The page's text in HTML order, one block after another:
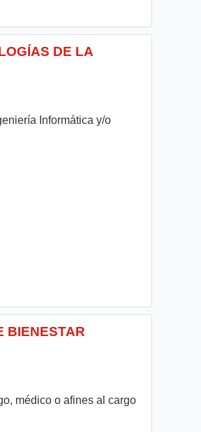
DE LA
Informática y/o
BIENESTAR
médico o afines al cargo